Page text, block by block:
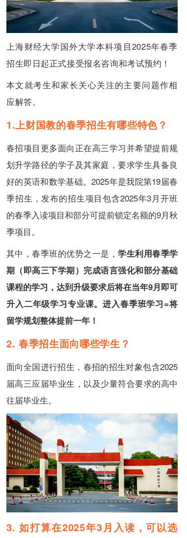
上海财经大学国外大学本科项目2025年春季
招生即日起正式接受报名咨询和考试预约！
本文就考生和家长关心关注的主要问题作相
应解答。
1.上财国教的春季招生有哪些特色？
春招项目更多面向正在高三学习并希望提前规
划升学路径的学子及其家庭，要求学生具备良
好的英语和数学基础。2025年是我院第19届春
季招生，发布的招生项目包含2025年3月开班
的春季入读项目和部分可提前锁定名额的9月秋
季项目。
其中，春季班的优势之一是，学生利用春季学
期（即高三下学期）完成语言强化和部分基础
课程的学习，达到升级要求后将在当年9月即可
升入二年级学习专业课。进入春季班学习=将
留学规划整体提前一年！
2. 春季招生面向哪些学生？
面向全国进行招生，春招的招生对象包含2025
届高三应届毕业生，以及少量符合要求的高中
往届毕业生。
3. 如打算在2025年3月入读，可以选